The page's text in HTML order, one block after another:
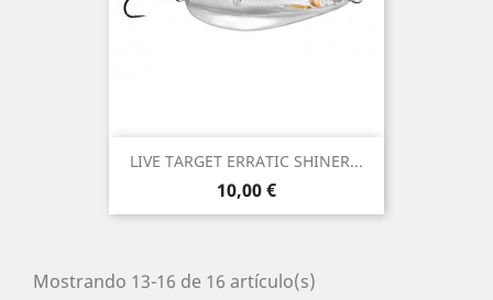
LIVE TARGET ERRATIC SHINER...
Precio
10,00 €
Mostrando 13-16 de 16 artículo(s)